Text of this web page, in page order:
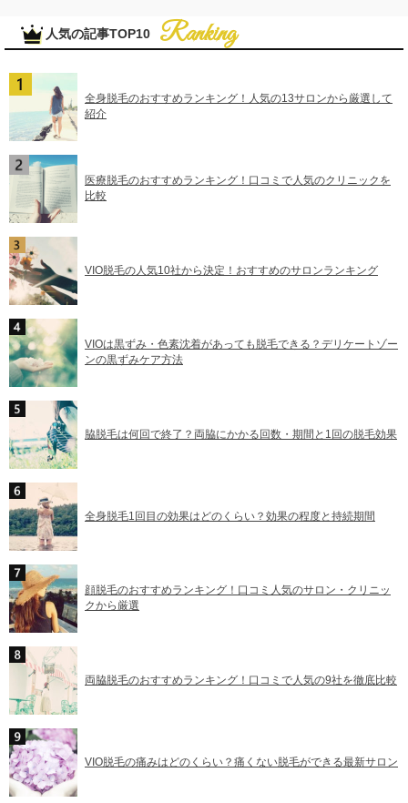
人気の記事TOP10
全身脱毛のおすすめランキング！人気の13サロンから厳選して
紹介
医療脱毛のおすすめランキング！口コミで人気のクリニックを
比較
VIO脱毛の人気10社から決定！おすすめのサロンランキング
VIOは黒ずみ・色素沈着があっても脱毛できる？デリケートゾー
ンの黒ずみケア方法
脇脱毛は何回で終了？両脇にかかる回数・期間と1回の脱毛効果
全身脱毛1回目の効果はどのくらい？効果の程度と持続期間
顔脱毛のおすすめランキング！口コミ人気のサロン・クリニッ
クから厳選
両脇脱毛のおすすめランキング！口コミで人気の9社を徹底比較
VIO脱毛の痛みはどのくらい？痛くない脱毛ができる最新サロン